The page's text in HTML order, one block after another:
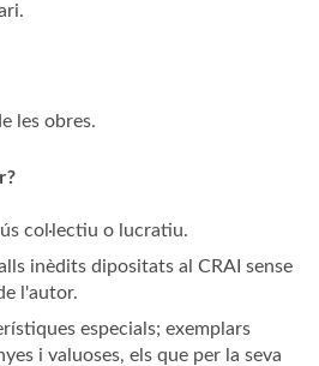
les obres.
col·lectiu o lucratiu.
inèdits dipositats al CRAI sense
l'autor.
especials; exemplars
i valuoses, els que per la seva